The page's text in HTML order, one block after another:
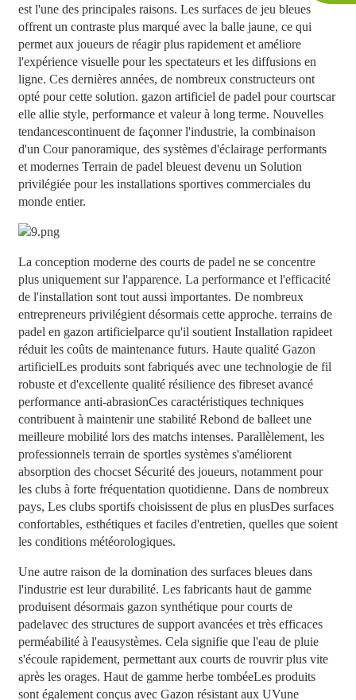
est l'une des principales raisons. Les surfaces de jeu bleues
offrent un contraste plus marqué avec la balle jaune, ce qui
permet aux joueurs de réagir plus rapidement et améliore
l'expérience visuelle pour les spectateurs et les diffusions en
ligne. Ces dernières années, de nombreux constructeurs ont
opté pour cette solution. gazon artificiel de padel pour courtscar
elle allie style, performance et valeur à long terme. Nouvelles
tendancescontinuent de façonner l'industrie, la combinaison
d'un Cour panoramique, des systèmes d'éclairage performants
et modernes Terrain de padel bleuest devenu un Solution
privilégiée pour les installations sportives commerciales du
monde entier.
La conception moderne des courts de padel ne se concentre
plus uniquement sur l'apparence. La performance et l'efficacité
de l'installation sont tout aussi importantes. De nombreux
entrepreneurs privilégient désormais cette approche. terrains de
padel en gazon artificielparce qu'il soutient Installation rapideet
réduit les coûts de maintenance futurs. Haute qualité Gazon
artificielLes produits sont fabriqués avec une technologie de fil
robuste et d'excellente qualité résilience des fibreset avancé
performance anti-abrasionCes caractéristiques techniques
contribuent à maintenir une stabilité Rebond de balleet une
meilleure mobilité lors des matchs intenses. Parallèlement, les
professionnels terrain de sportles systèmes s'améliorent
absorption des chocset Sécurité des joueurs, notamment pour
les clubs à forte fréquentation quotidienne. Dans de nombreux
pays, Les clubs sportifs choisissent de plus en plusDes surfaces
confortables, esthétiques et faciles d'entretien, quelles que soient
les conditions météorologiques.
Une autre raison de la domination des surfaces bleues dans
l'industrie est leur durabilité. Les fabricants haut de gamme
produisent désormais gazon synthétique pour courts de
padelavec des structures de support avancées et très efficaces
perméabilité à l'eausystèmes. Cela signifie que l'eau de pluie
s'écoule rapidement, permettant aux courts de rouvrir plus vite
après les orages. Haut de gamme herbe tombéeLes produits
sont également conçus avec Gazon résistant aux UVune